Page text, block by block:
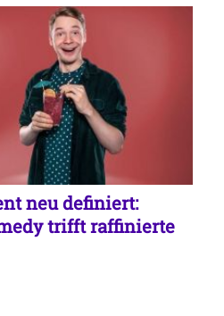
neu definiert:
trifft raffinierte